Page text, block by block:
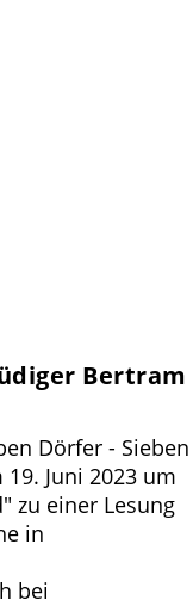
mit
Bertram
Dörfer - Sieben
Juni 2023 um
zu einer Lesung
in
bei